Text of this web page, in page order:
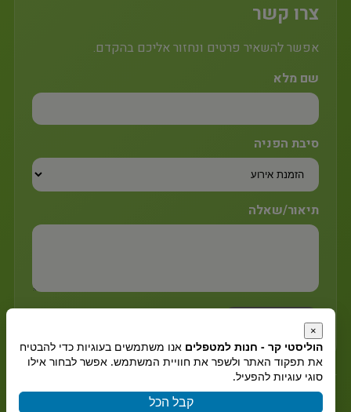
צרו קשר
אפשר להשאיר פרטים ונחזור אליכם בהקדם.
שם מלא
סיבת הפניה
תיאור/שאלה
הוקם ע"י צימטיםבניית אתרים
×
הוליסטי קר - חנות למטפלים אנו משתמשים בעוגיות כדי להבטיח
את תפקוד האתר ולשפר את חוויית המשתמש. אפשר לבחור אילו
סוגי עוגיות להפעיל.
קבל הכל